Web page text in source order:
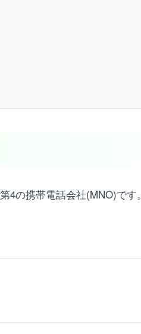
4の携帯電話会社(MNO)です。